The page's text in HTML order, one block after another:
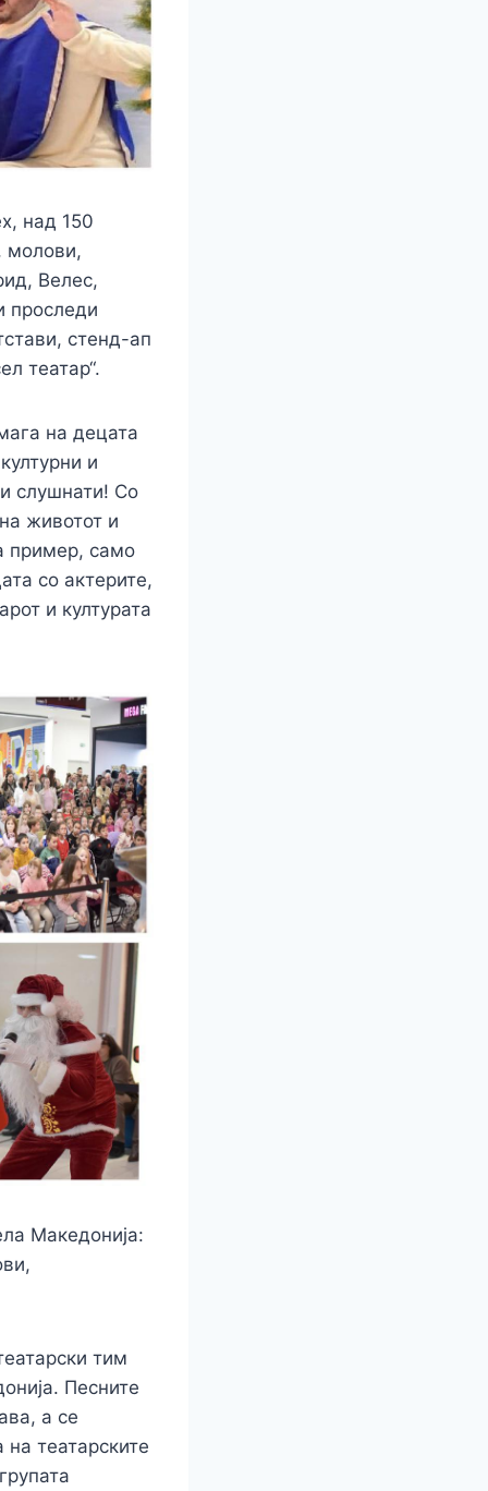
над 150
молови,
Велес,
проследи
стенд-ап
театар“.
на децата
и
слушнати! Со
животот и
пример, само
со актерите,
и културата
Македонија:
тим
Песните
а се
театарските